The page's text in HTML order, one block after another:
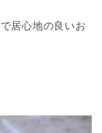
居心地の良いお